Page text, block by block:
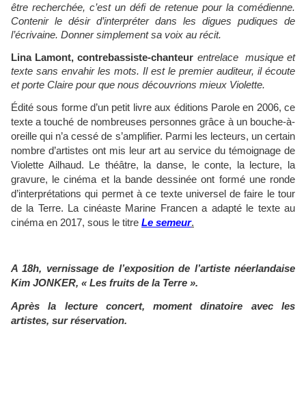
être recherchée, c’est un défi de retenue pour la comédienne.
Contenir le désir d’interpréter dans les digues pudiques de
l’écrivaine. Donner simplement sa voix au récit.
Lina Lamont, contrebassiste-chanteur entrelace musique et
texte sans envahir les mots. Il est le premier auditeur, il écoute
et porte Claire pour que nous découvrions mieux Violette.
Édité sous forme d’un petit livre aux éditions Parole en 2006, ce
texte a touché de nombreuses personnes grâce à un bouche-à-
oreille qui n’a cessé de s’amplifier. Parmi les lecteurs, un certain
nombre d’artistes ont mis leur art au service du témoignage de
Violette Ailhaud. Le théâtre, la danse, le conte, la lecture, la
gravure, le cinéma et la bande dessinée ont formé une ronde
d’interprétations qui permet à ce texte universel de faire le tour
de la Terre. La cinéaste Marine Francen a adapté le texte au
cinéma en 2017, sous le titre Le semeur.
A 18h, vernissage de l’exposition de l’artiste néerlandaise
Kim JONKER, « Les fruits de la Terre ».
Après la lecture concert, moment dinatoire avec les
artistes, sur réservation.